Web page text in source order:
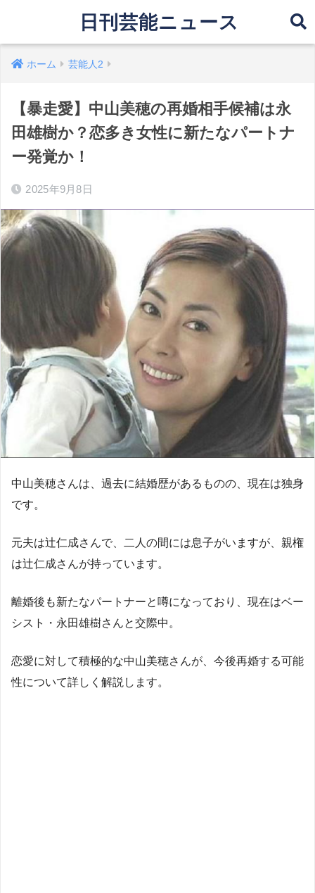
日刊芸能ニュース
ホーム 芸能人2
【暴走愛】中山美穂の再婚相手候補は永
田雄樹か？恋多き女性に新たなパートナ
ー発覚か！
2025年9月8日
中山美穂さんは、過去に結婚歴があるものの、現在は独身
です。
元夫は辻仁成さんで、二人の間には息子がいますが、親権
は辻仁成さんが持っています。
離婚後も新たなパートナーと噂になっており、現在はベー
シスト・永田雄樹さんと交際中。
恋愛に対して積極的な中山美穂さんが、今後再婚する可能
性について詳しく解説します。